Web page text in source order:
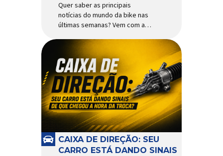
Quer saber as principais
notícias do mundo da bike nas
últimas semanas? Vem com a
chegou! Clique aqui e leia
agora mesmo!
CAIXA DE DIREÇÃO: SEU
CARRO ESTÁ DANDO SINAIS